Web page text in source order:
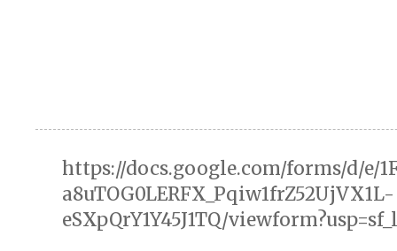
https://docs.google.com/forms/d/e/
a8uTOG0LERFX_Pqiw1frZ52UjVX1L-
eSXpQrY1Y45J1TQ/